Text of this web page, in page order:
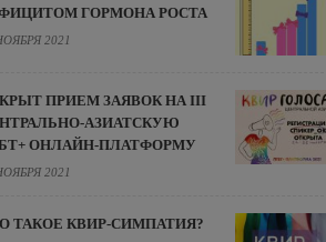
ГОРМОНА РОСТА
2021
ПРИЕМ ЗАЯВОК НА III
АЗИАТСКУЮ
ОНЛАЙН-ПЛАТФОРМУ
2021
ТАКОЕ КВИР-СИМПАТИЯ?